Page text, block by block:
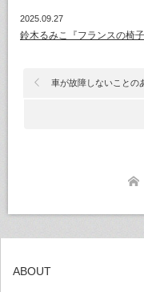
2025.09.27
鈴木るみこ『フランスの椅子
車が故障しないことの
ABOUT